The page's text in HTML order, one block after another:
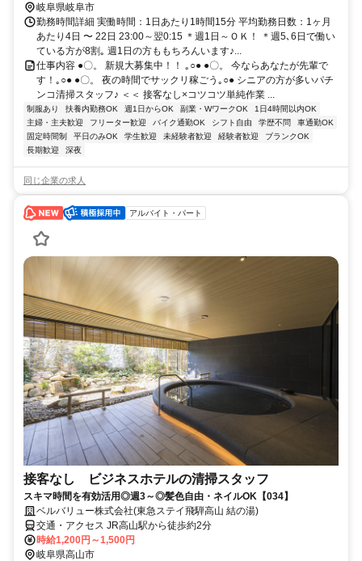
岐阜県岐阜市
勤務時間詳細 実働時間：1日あたり1時間15分 平均勤務日数：1ヶ月
あたり4日 〜 22日 23:00～翌0:15 ＊週1日～ＯＫ！ ＊週5､6日で働い
ている方が8割｡ 週1日の方ももちろんいます♪...
仕事内容 ●〇。 新規大募集中！！ ｡○● ●〇。 今ならあなたが先輩で
す！｡○● ●〇。 夜の時間でサックリ稼ごう｡○● シニアの方が多いパチ
ンコ清掃スタッフ♪ ＜＜ 接客なし×コツコツ単純作業 ...
制服あり 扶養内勤務OK 週1日からOK 副業・WワークOK
1日4時間以内OK
主婦・主夫歓迎
フリーター歓迎 バイク通勤OK シフト自由 学歴不問
車通勤OK
固定時間制
平日のみOK 学生歓迎 未経験者歓迎 経験者歓迎
ブランクOK
長期歓迎
深夜
同じ企業の求人
アルバイト・パート
接客なし ビジネスホテルの清掃スタッフ
スキマ時間を有効活用◎週3～◎髪色自由・ネイルOK【034】
ベルバリュー株式会社(東急ステイ飛騨高山 結の湯)
交通・アクセス JR高山駅から徒歩約2分
時給1,200円～1,500円
岐阜県高山市